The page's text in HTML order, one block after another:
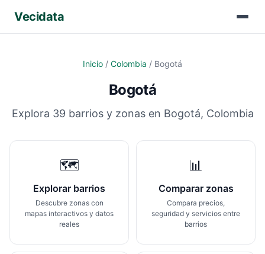
Vecidata
Inicio / Colombia / Bogotá
Bogotá
Explora 39 barrios y zonas en Bogotá, Colombia
🗺️
Explorar barrios
Descubre zonas con
mapas interactivos y datos
reales
📊
Comparar zonas
Compara precios,
seguridad y servicios entre
barrios